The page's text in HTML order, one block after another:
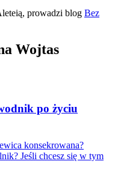
prowadzi blog Bez
Wojtas
po życiu
konsekrowana?
Jeśli chcesz się w tym